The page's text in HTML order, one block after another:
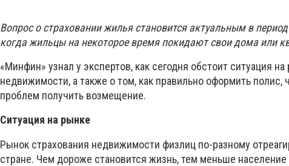
Вопрос о страховании жилья становится актуальным в
когда жильцы на некоторое время покидают свои дома или
«Минфин» узнал у экспертов, как сегодня обстоит ситуация
недвижимости, а также о том, как правильно оформить полис,
проблем получить возмещение.
Ситуация на рынке
Рынок страхования недвижимости физлиц по-разному
стране. Чем дороже становится жизнь, тем меньше